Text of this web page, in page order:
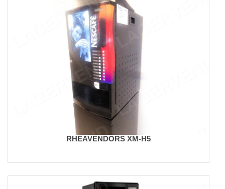
RHEAVENDORS XM-H5